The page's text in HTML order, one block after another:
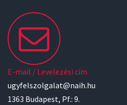
E-mail / Levelezési cím
ugyfelszolgalat@naih.hu
1363 Budapest, Pf.: 9.